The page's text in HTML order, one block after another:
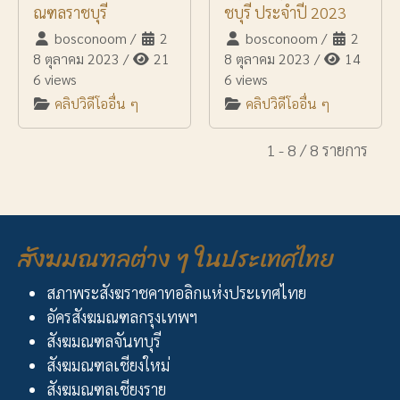
ณฑลราชบุรี
bosconoom /
2
8 ตุลาคม 2023 /
21
6 views
คลิปวิดีโออื่น ๆ
ชบุรี ประจำปี 2023
bosconoom /
2
8 ตุลาคม 2023 /
14
6 views
คลิปวิดีโออื่น ๆ
1 - 8 / 8 รายการ
สังฆมณฑลต่าง ๆ ในประเทศไทย
สภาพระสังฆราชคาทอลิกแห่งประเทศไทย
อัครสังฆมณฑลกรุงเทพฯ
สังฆมณฑลจันทบุรี
สังฆมณฑลเชียงใหม่
สังฆมณฑลเชียงราย